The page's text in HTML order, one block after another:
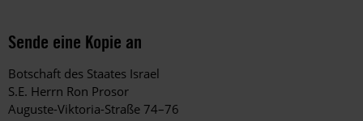
Sende eine Kopie an
Botschaft des Staates Israel
S.E. Herrn Ron Prosor
Auguste-Viktoria-Straße 74–76